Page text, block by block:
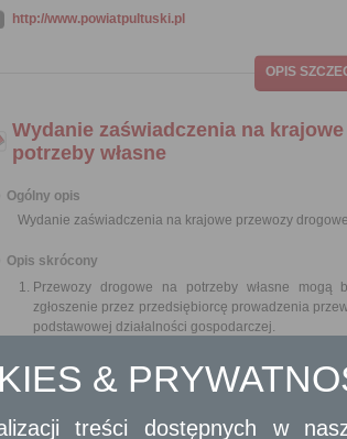
http://www.powiatpultuski.pl
OPIS
Wydanie zaświadczenia na
potrzeby własne
Ogólny opis
Wydanie zaświadczenia na krajowe przewozy
Opis skrócony
Przewozy drogowe na potrzeby własne mogą
zgłoszenie przez przedsiębiorcę prowadzenia
podstawowej działalności gospodarczej.
terytorium Polski.
Wypełniony formularz wniosku.
&
treści dostępnych w